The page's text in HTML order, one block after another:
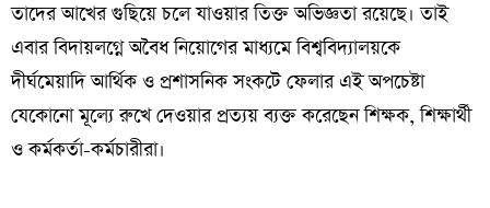
তাদের আখের গুছিয়ে চলে যাওয়ার তিক্ত অভিজ্ঞতা রয়েছে। তাই
এবার বিদায়লগ্নে অবৈধ নিয়োগের মাধ্যমে বিশ্ববিদ্যালয়কে
দীর্ঘমেয়াদি আর্থিক ও প্রশাসনিক সংকটে ফেলার এই অপচেষ্টা
যেকোনো মূল্যে রুখে দেওয়ার প্রত্যয় ব্যক্ত করেছেন শিক্ষক, শিক্ষার্থী
ও কর্মকর্তা-কর্মচারীরা।